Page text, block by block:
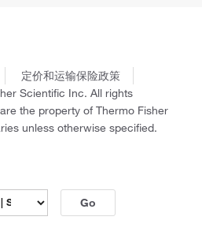
定价和运输保险政策
Scientific Inc. All rights
the property of Thermo Fisher
unless otherwise specified.
Go